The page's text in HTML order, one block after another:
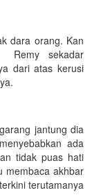
dara orang. Kan
Remy sekadar
dari atas kerusi
jantung dia
ada
tidak puas hati
membaca akhbar
terutamanya